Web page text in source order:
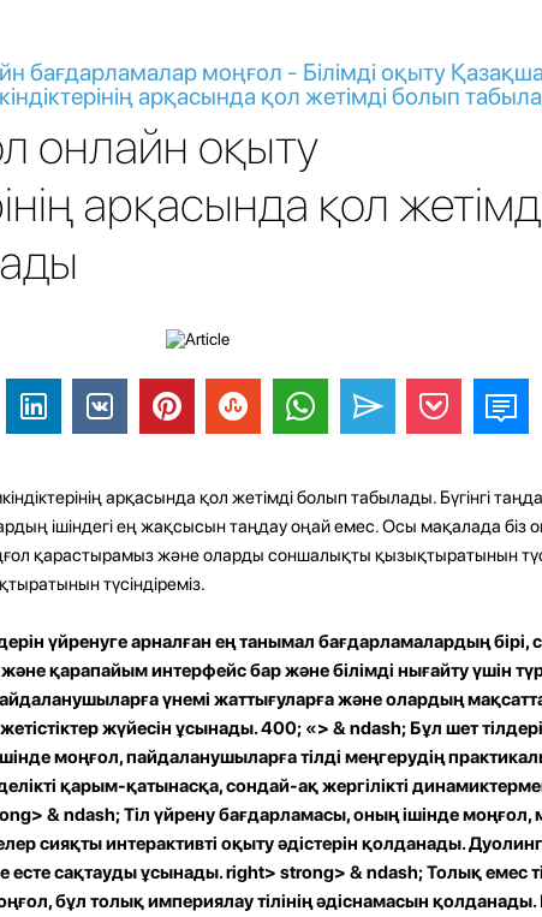
бағдарламалар моңғол - Білімді оқыту Қазақша
арқасында қол жетімді болып
онлайн оқыту
арқасында қол
арқасында қол жетімді болып табылады. Бүгінгі
ішіндегі ең жақсысын таңдау оңай емес. Осы мақалада біз
қарастырамыз және оларды соншалықты қызықтыратынын
түсіндіреміз.
үйренуге арналған ең танымал бағдарламалардың бірі,
қарапайым интерфейс бар және білімді нығайту үшін
үнемі жаттығуларға және олардың
жүйесін ұсынады. 400; «> & ndash; Бұл шет
моңғол, пайдаланушыларға тілді меңгерудің
қарым-қатынасқа, сондай-ақ жергілікті
& ndash; Тіл үйрену бағдарламасы, оның ішінде моңғол,
сияқты интерактивті оқыту әдістерін қолданады.
есте сақтауды ұсынады.right> strong> & ndash; Толық емес
бұл толық империялау тілінің әдіснамасын